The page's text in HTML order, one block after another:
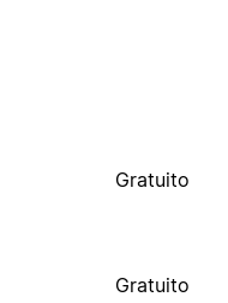
Gratuito
Gratuito